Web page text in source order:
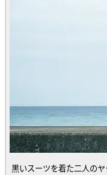
黒いスーツを着た二人の